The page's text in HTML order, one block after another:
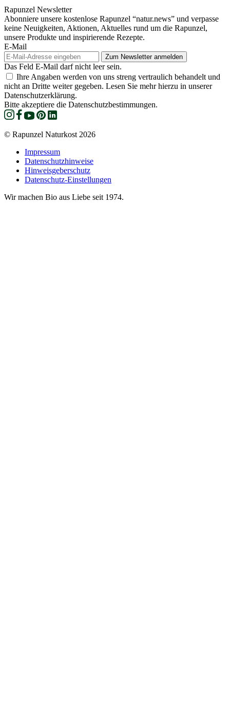
Rapunzel Newsletter
Abonniere unsere kostenlose Rapunzel “natur.news” und verpasse
keine Neuigkeiten, Aktionen, Aktuelles rund um die Rapunzel,
unsere Produkte und inspirierende Rezepte.
E-Mail
Das Feld E-Mail darf nicht leer sein.
Ihre Angaben werden von uns streng vertraulich behandelt und
nicht an Dritte weiter gegeben. Lesen Sie mehr hierzu in unserer
Datenschutzerklärung.
Bitte akzeptiere die Datenschutzbestimmungen.
© Rapunzel Naturkost 2026
Impressum
Datenschutzhinweise
Hinweisgeberschutz
Datenschutz-Einstellungen
Wir machen Bio aus Liebe seit 1974.